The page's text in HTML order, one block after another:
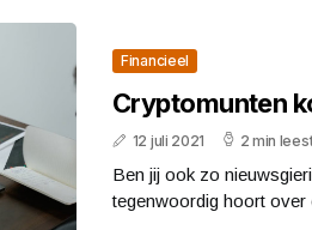
Financieel
Cryptomunten
12 juli 2021 2 min
Ben jij ook zo
tegenwoordig hoort over